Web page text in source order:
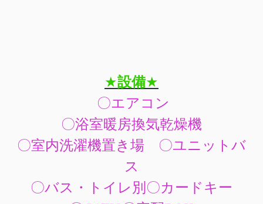
★設備★
〇エアコン
〇浴室暖房換気乾燥機
〇室内洗濯機置き場 〇ユニットバ
ス
〇バス・トイレ別 〇カードキー